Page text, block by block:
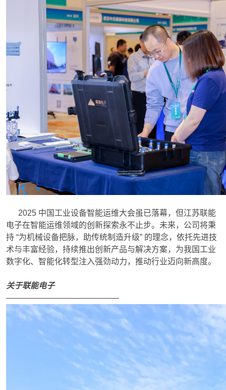
2025 中国工业设备智能运维大会虽已落幕，但江苏联能
电子在智能运维领域的创新探索永不止步。未来，公司将秉
持 “为机械设备把脉，助传统制造升级” 的理念，依托先进技
术与丰富经验，持续推出创新产品与解决方案，为我国工业
数字化、智能化转型注入强劲动力，推动行业迈向新高度。
关于联能电子
——————————————